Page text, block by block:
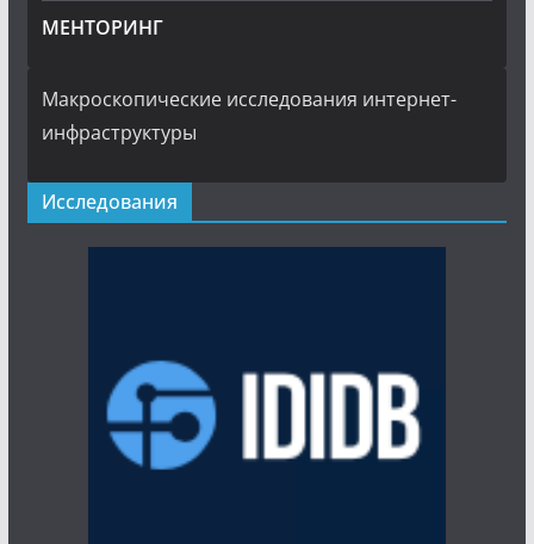
МЕНТОРИНГ
Макроскопические исследования интернет-
инфраструктуры
Исследования